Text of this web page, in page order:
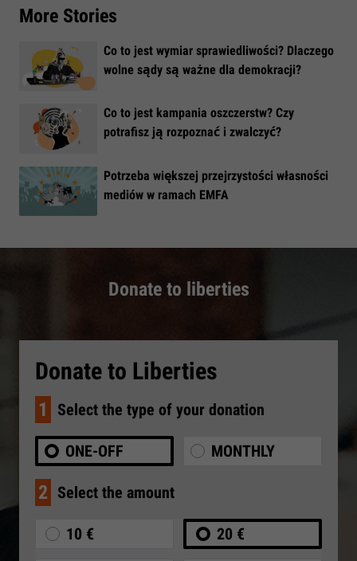
More Stories
Co to jest wymiar sprawiedliwości? Dlaczego
wolne sądy są ważne dla demokracji?
​Co to jest kampania oszczerstw? Czy
potrafisz ją rozpoznać i zwalczyć?
​Potrzeba większej przejrzystości własności
mediów w ramach EMFA
Donate to liberties
Donate to Liberties
1 Select the type of your donation
ONE-OFF MONTHLY
2 Select the amount
10 € 20 €